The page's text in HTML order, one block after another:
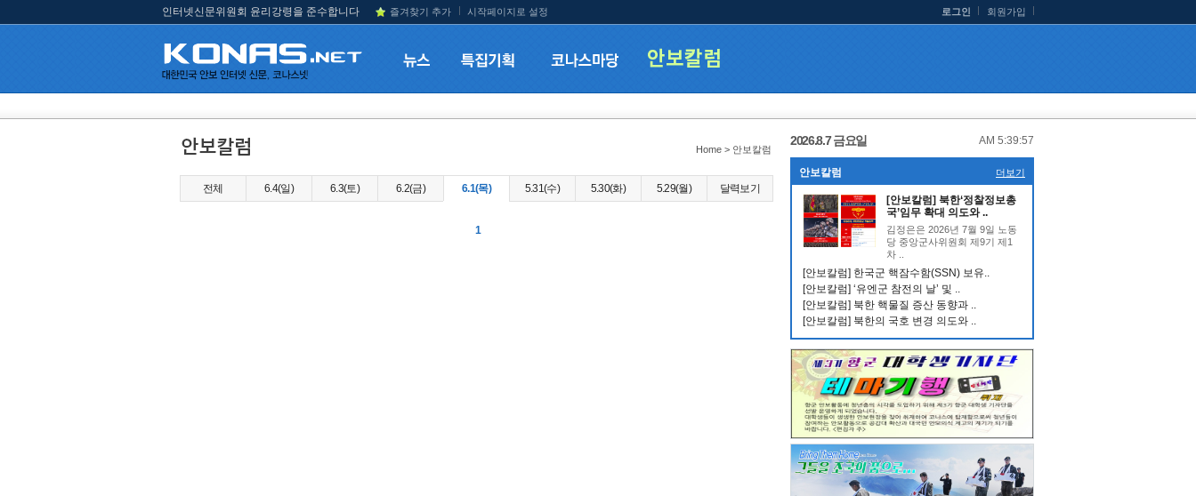
인터넷신문위원회 윤리강령을 준수합니다 즐겨찾기 추가 시작페이지로 설정 로그인 회원가입
Home > 안보칼럼
전체 6.4(일) 6.3(토) 6.2(금) 6.1(목) 5.31(수) 5.30(화) 5.29(월) 달력보기
1
2026.8.7 금요일 AM 5:39:57
안보칼럼 더보기
[안보칼럼] 북한‘정찰정보총
국’임무 확대 의도와 ..
김정은은 2026년 7월 9일 노동
당 중앙군사위원회 제9기 제1
차 ..
[안보칼럼] 한국군 핵잠수함(SSN) 보유..
[안보칼럼] ‘유엔군 참전의 날’ 및 ..
[안보칼럼] 북한 핵물질 증산 동향과 ..
[안보칼럼] 북한의 국호 변경 의도와 ..